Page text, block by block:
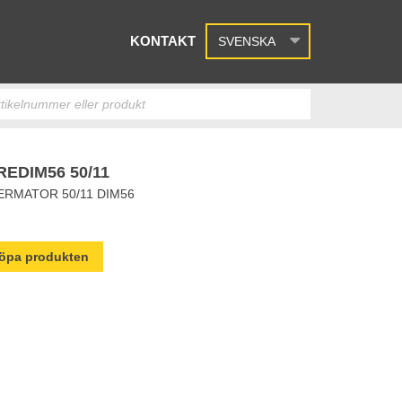
KONTAKT SVENSKA
50/11
50/11 DIM56
produkten